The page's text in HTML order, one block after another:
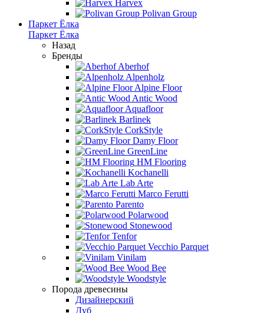
Harvex
Polivan Group
Паркет Ёлка
Паркет Ёлка
Назад
Бренды
Aberhof
Alpenholz
Alpine Floor
Antic Wood
Aquafloor
Barlinek
CorkStyle
Damy Floor
GreenLine
HM Flooring
Kochanelli
Lab Arte
Marco Ferutti
Parento
Polarwood
Stonewood
Tenfor
Vecchio Parquet
Vinilam
Wood Bee
Woodstyle
Порода древесины
Дизайнерский
Дуб